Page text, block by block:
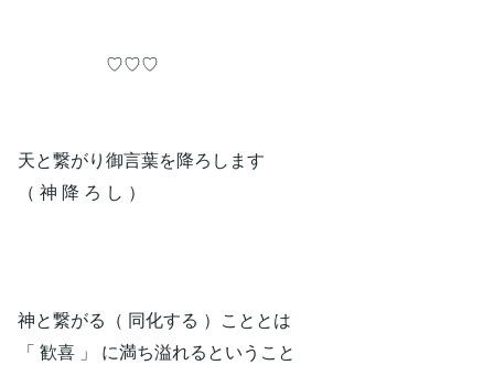
♡♡♡
天と繋がり御言葉を降ろします
（ 神 降 ろ し ）
神と繋がる（ 同化する ）こととは
「 歓喜 」 に満ち溢れるということ